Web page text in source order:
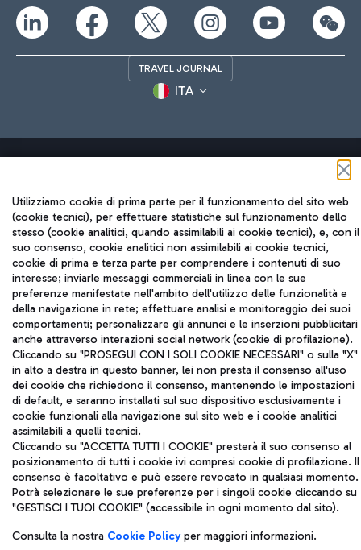
TRAVEL JOURNAL
ITA
Aeroporti di Roma S.p.A. - Società soggetta a direzione e
coordinamento di Mundys S.p.A.
Codice fiscale e Registro delle Imprese di Roma 13032990155 P.
IVA 06572251004
Capitale sociale 62.224.743,00 int. vers.
Sede legale: Via Pier Paolo Racchetti 1 - 00054 Fiumicino (RM)
telefono +39 06 65951
Privacy policy
Note legali
Mappa sito
Accessibilità
Roma FCO
L'aeroporto stellato
QUALITÀ SOSTENIBILITÀ INNOVAZIONE
Utilizziamo cookie di prima parte per il funzionamento del sito web
(cookie tecnici), per effettuare statistiche sul funzionamento dello
stesso (cookie analitici, quando assimilabili ai cookie tecnici), e, con il
suo consenso, cookie analitici non assimilabili ai cookie tecnici,
cookie di prima e terza parte per comprendere i contenuti di suo
interesse; inviarle messaggi commerciali in linea con le sue
preferenze manifestate nell'ambito dell'utilizzo delle funzionalità e
della navigazione in rete; effettuare analisi e monitoraggio dei suoi
comportamenti; personalizzare gli annunci e le inserzioni pubblicitari
anche attraverso interazioni social network (cookie di profilazione).
Cliccando su "PROSEGUI CON I SOLI COOKIE NECESSARI" o sulla "X"
in alto a destra in questo banner, lei non presta il consenso all'uso
dei cookie che richiedono il consenso, mantenendo le impostazioni
di default, e saranno installati sul suo dispositivo esclusivamente i
cookie funzionali alla navigazione sul sito web e i cookie analitici
assimilabili a quelli tecnici.
Cliccando su "ACCETTA TUTTI I COOKIE" presterà il suo consenso al
posizionamento di tutti i cookie ivi compresi cookie di profilazione. Il
consenso è facoltativo e può essere revocato in qualsiasi momento.
Potrà selezionare le sue preferenze per i singoli cookie cliccando su
"GESTISCI I TUOI COOKIE" (accessibile in ogni momento dal sito).
Consulta la nostra Cookie Policyper maggiori informazioni.